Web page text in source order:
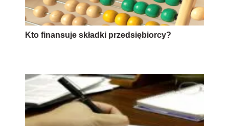
Kto finansuje składki przedsiębiorcy?